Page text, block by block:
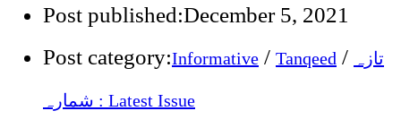
Post published:December 5, 2021
Post category:Informative / Tanqeed / تازہ
شمارہ : Latest Issue